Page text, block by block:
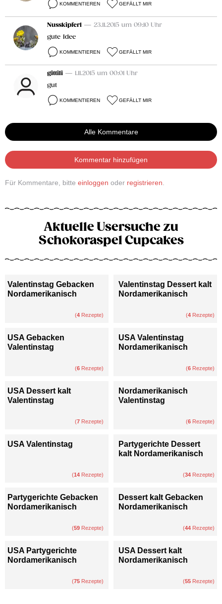
KOMMENTIEREN GEFÄLLT MIR
Nusskipferl — 23.11.2015 um 09:10 Uhr
gute Idee
KOMMENTIEREN GEFÄLLT MIR
gittili — 1.11.2015 um 00:01 Uhr
gut
KOMMENTIEREN GEFÄLLT MIR
Alle Kommentare
Kommentar hinzufügen
Für Kommentare, bitte einloggen oder registrieren
Aktuelle Usersuche zu
Schokoraspel Cupcakes
Valentinstag Gebacken
Nordamerikanisch
(4 Rezepte)
Valentinstag Dessert kalt
Nordamerikanisch
(4 Rezepte)
USA Gebacken
Valentinstag
(6 Rezepte)
USA Valentinstag
Nordamerikanisch
(6 Rezepte)
USA Dessert kalt
Valentinstag
(7 Rezepte)
Nordamerikanisch
Valentinstag
(6 Rezepte)
USA Valentinstag
(14 Rezepte)
Partygerichte Dessert
kalt Nordamerikanisch
(34 Rezepte)
Partygerichte Gebacken
Nordamerikanisch
(59 Rezepte)
Dessert kalt Gebacken
Nordamerikanisch
(44 Rezepte)
USA Partygerichte
Nordamerikanisch
(75 Rezepte)
USA Dessert kalt
Nordamerikanisch
(55 Rezepte)